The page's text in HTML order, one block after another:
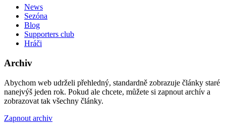
News
Sezóna
Blog
Supporters club
Hráči
Archiv
Abychom web udrželi přehledný, standardně zobrazuje články staré
nanejvýš jeden rok. Pokud ale chcete, můžete si zapnout archív a
zobrazovat tak všechny články.
Zapnout archiv